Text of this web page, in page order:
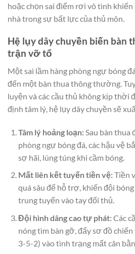
hoặc chọn sai điểm rơi vô tình
nhà trong sự bất lực của thủ môn.
Hệ lụy dây chuyền biến bàn
trận vỡ tổ
Một sai lầm hàng phòng ngự bóng
đến một bàn thua thông thường.
luyện và các cầu thủ không kịp thời
định tâm lý, hệ lụy dây chuyền sẽ
Tâm lý hoảng loạn:Sau bàn thua
phòng ngự bóng đá, các hậu vệ
sợ hãi, lúng túng khi cầm bóng.
Mất liên kết tuyến tiền vệ:Tiền
quá sâu để hỗ trợ, khiến đội
trung tuyến vào tay đối thủ.
Đội hình dâng cao tự phát:Các
nóng tìm bàn gỡ, đẩy sơ đồ
3-5-2) vào tình trạng mất cân